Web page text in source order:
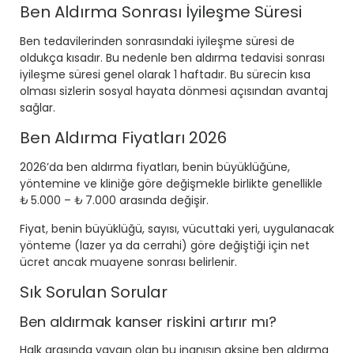
Ben Aldırma Sonrası İyileşme Süresi
Ben tedavilerinden sonrasındaki iyileşme süresi de
oldukça kısadır. Bu nedenle ben aldırma tedavisi sonrası
iyileşme süresi genel olarak 1 haftadır. Bu sürecin kısa
olması sizlerin sosyal hayata dönmesi açısından avantaj
sağlar.
Ben Aldırma Fiyatları 2026
2026’da ben aldırma fiyatları, benin büyüklüğüne,
yöntemine ve kliniğe göre değişmekle birlikte genellikle
₺ 5.000 – ₺ 7.000 arasında değişir.
Fiyat, benin büyüklüğü, sayısı, vücuttaki yeri, uygulanacak
yönteme (lazer ya da cerrahi) göre değiştiği için net
ücret ancak muayene sonrası belirlenir.
Sık Sorulan Sorular
Ben aldırmak kanser riskini artırır mı?